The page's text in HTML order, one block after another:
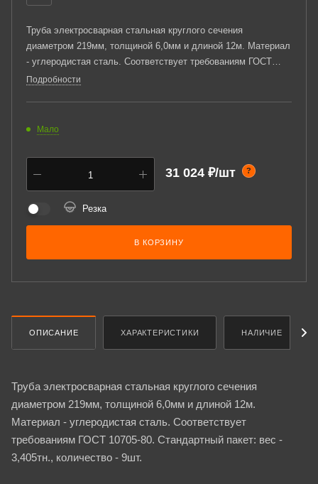
Труба электросварная стальная круглого сечения
диаметром 219мм, толщиной 6,0мм и длиной 12м. Материал
- углеродистая сталь. Соответствует требованиям ГОСТ
10705-80. Стандартный пакет: вес - 3,405тн., количество -
Подробности
Мало
31 024 ₽/шт ?
Резка
В КОРЗИНУ
ОПИСАНИЕ ХАРАКТЕРИСТИКИ НАЛИЧИЕ
Труба электросварная стальная круглого сечения
диаметром 219мм, толщиной 6,0мм и длиной 12м.
Материал - углеродистая сталь. Соответствует
требованиям ГОСТ 10705-80. Стандартный пакет: вес -
3,405тн., количество - 9шт.